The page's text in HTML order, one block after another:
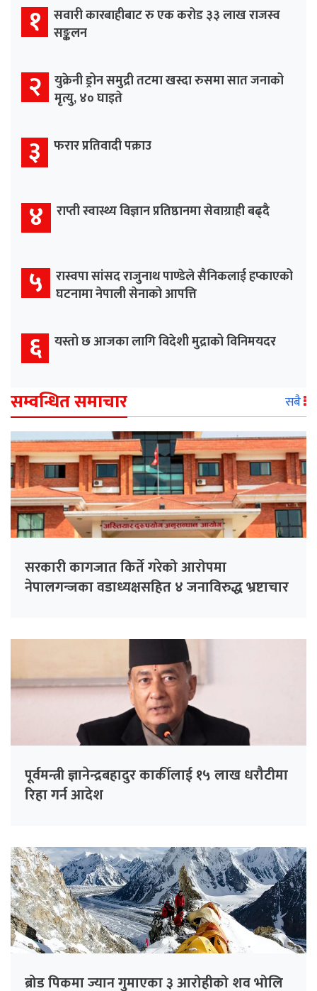
१
सवारी कारबाहीबाट रु एक करोड ३३ लाख राजस्व
सङ्कलन
२
युक्रेनी ड्रोन समुद्री तटमा खस्दा रुसमा सात जनाको
मृत्यु, ४० घाइते
३ फरार प्रतिवादी पक्राउ
४ राप्ती स्वास्थ्य विज्ञान प्रतिष्ठानमा सेवाग्राही बढ्दै
५
रास्वपा सांसद राजुनाथ पाण्डेले सैनिकलाई हप्काएको
घटनामा नेपाली सेनाको आपत्ति
६ यस्तो छ आजका लागि विदेशी मुद्राको विनिमयदर
सम्वन्धित समाचार सबै
सरकारी कागजात किर्ते गरेको आरोपमा
नेपालगन्जका वडाध्यक्षसहित ४ जनाविरुद्ध भ्रष्टाचार
पूर्वमन्त्री ज्ञानेन्द्रबहादुर कार्कीलाई १५ लाख धरौटीमा
रिहा गर्न आदेश
ब्रोड पिकमा ज्यान गुमाएका ३ आरोहीको शव भोलि